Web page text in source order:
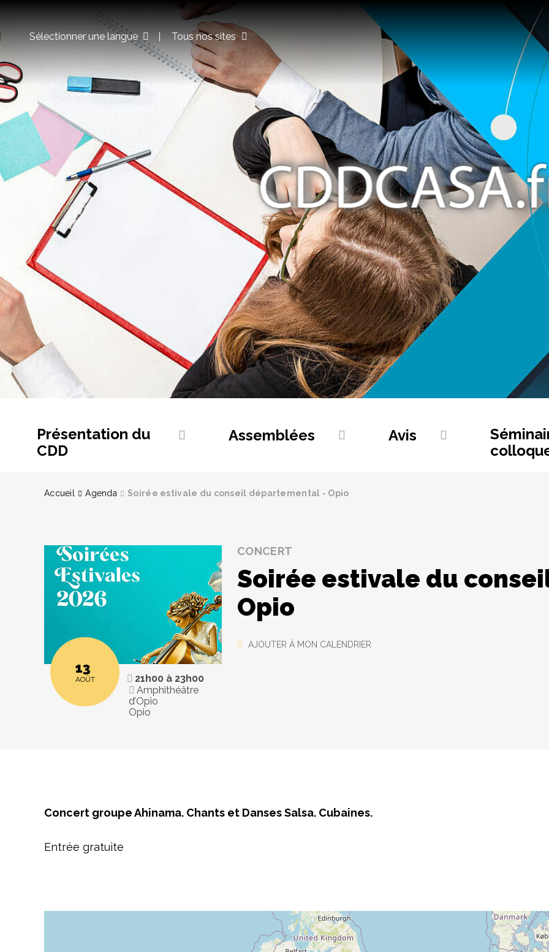
Sélectionner une langue Tous nos sites
Présentation du
CDD
Assemblées Avis
Accueil Agenda Soirée estivale du conseil départemental - Opio
13
AOÛT 21h00 à 23h00
Amphithéâtre
d’Opio
Opio
CONCERT
Soirée estivale du
Opio
AJOUTER À MON CALENDRIER
Concert groupe Ahinama. Chants et Danses Salsa. Cubaines.
Entrée gratuite